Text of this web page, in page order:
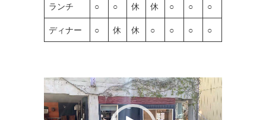
ランチ ○ ○ 休 休 ○ ○ ○
ディナー ○ 休 休 ○ ○ ○ ○
動
画
プ